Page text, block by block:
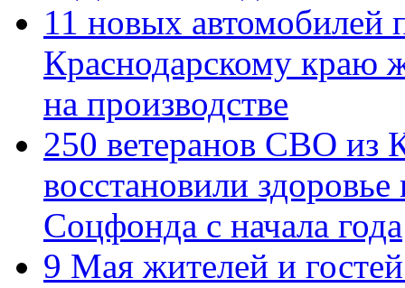
11 новых автомобилей
Краснодарскому краю
на производстве
250 ветеранов СВО из
восстановили
Соцфонда с начала года
9 Мая жителей и